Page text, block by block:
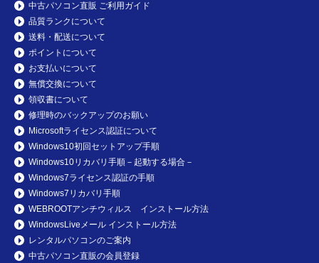
中古パソコン直販 ご利用ガイド
品質ランクについて
送料・配送について
ポイントについて
お支払いについて
無償交換について
領収書について
修理時のバックアップのお願い
Microsoftライセンス認証について
Windows10初回セットアップ手順
Windows10リカバリ手順－起動する場合－
Windows7ライセンス認証の手順
Windows7リカバリ手順
WEBROOTアンチウィルス インストール方法
WindowsLiveメール インストール方法
レンタルパソコンのご案内
中古パソコン直販の会員登録